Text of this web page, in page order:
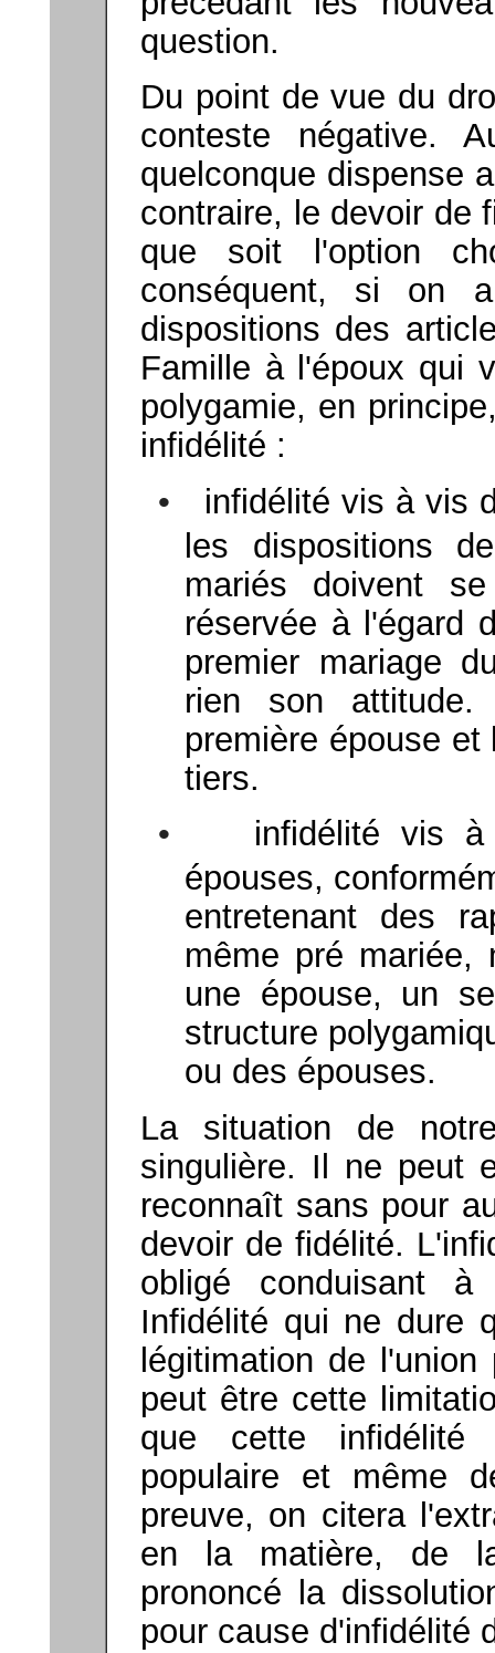
question.
Du point de vue du
conteste négative.
quelconque dispense
contraire, le devoir de
que soit l'option
conséquent, si on
dispositions des
Famille à l'époux qui
polygamie, en
infidélité :
•
infidélité vis à vis
les dispositions
mariés doivent
réservée à l'égard
premier mariage
rien son
première épouse
tiers.
•
infidélité vis
épouses,
entretenant des
même pré mariée,
une épouse, un
structure
ou des épouses.
La situation de
singulière. Il ne peut
reconnaît sans pour
devoir de fidélité.
obligé conduisant à
Infidélité qui ne dure
légitimation de
peut être cette
que cette infidélité
populaire et même
preuve, on citera
en la matière, de
prononcé la
pour cause d'infidélité